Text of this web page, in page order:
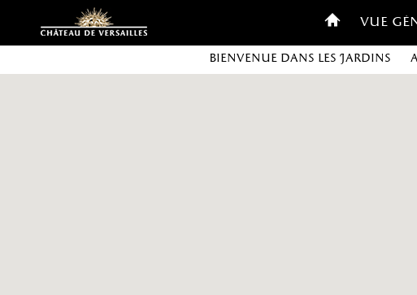
Vue
Bienvenue dans les Jardins
Personnaliser les cookies